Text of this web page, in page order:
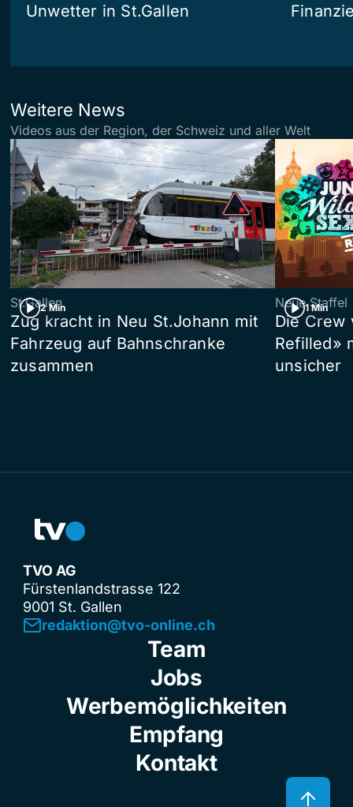
Unwetter in St.Gallen
Weitere News
Videos aus der Region, der Schweiz und aller Welt
2 Min
St.Gallen
Zug kracht in Neu St.Johann mit
Fahrzeug auf Bahnschranke
zusammen
1 Min
Neue Staffel
Die Crew
Refilled»
unsicher
TVO AG
Fürstenlandstrasse 122
9001 St. Gallen
redaktion@tvo-online.ch
Team
Jobs
Werbemöglichkeiten
Empfang
Kontakt